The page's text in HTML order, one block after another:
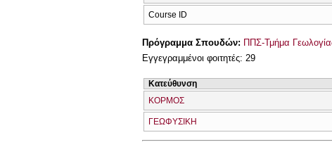
Course ID
Πρόγραμμα Σπουδών: ΠΠΣ-Τμήμα
Εγγεγραμμένοι φοιτητές: 29
Κατεύθυνση
ΚΟΡΜΟΣ
ΓΕΩΦΥΣΙΚΗ